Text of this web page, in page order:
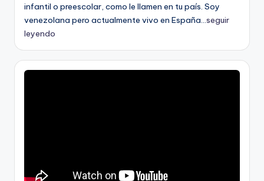
infantil o preescolar, como le llamen en tu país. Soy
venezolana pero actualmente vivo en España...seguir
leyendo